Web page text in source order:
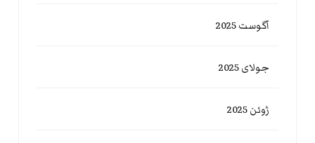
آگوست 2025
جولای 2025
ژوئن 2025